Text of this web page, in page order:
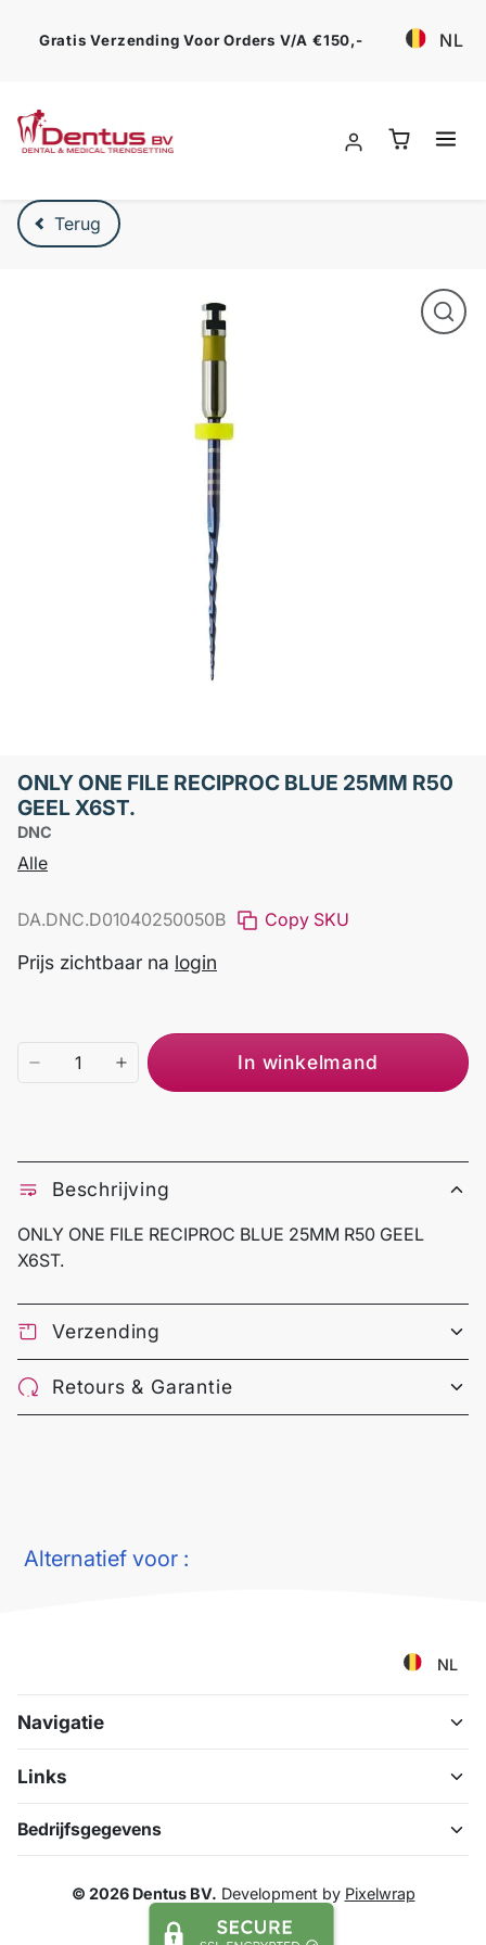
Gratis Verzending Voor Orders V/a €150,- NL
Verder naar product beschrijving
Terug
ONLY ONE FILE RECIPROC BLUE 25MM R50
GEEL X6ST.
DNC
Alle
DA.DNC.D01040250050B Copy SKU
Prijs zichtbaar na login
In winkelmand
Beschrijving
ONLY ONE FILE RECIPROC BLUE 25MM R50 GEEL
X6ST.
Verzending
Retours & Garantie
Alternatief voor :
NL
Navigatie
Links
Bedrijfsgegevens
© 2026 Dentus BV. Development by Pixelwrap